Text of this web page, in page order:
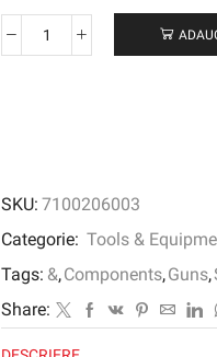
Cantitate
Head
Kit,
1.8,
26718
SKU: 7100206003
Categorie: Tools &
Tags: &,Components,Guns,
Share: